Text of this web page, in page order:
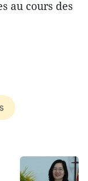
au cours des